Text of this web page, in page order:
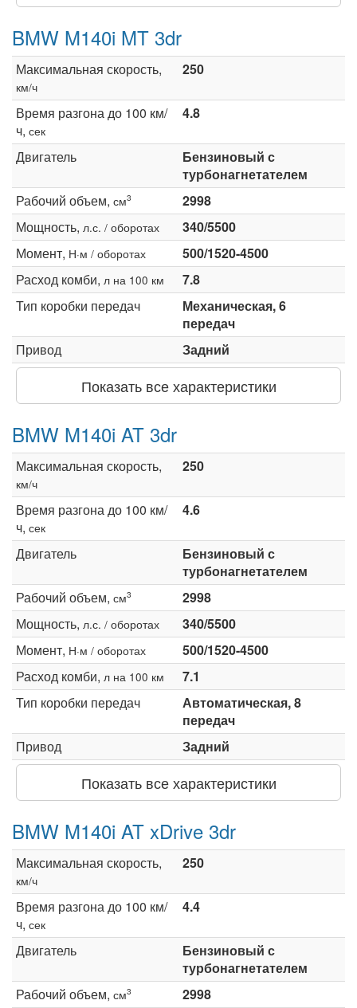
BMW M140i MT 3dr
Максимальная скорость,
км/ч
250
Время разгона до 100 км/
ч, сек
4.8
Двигатель
Бензиновый с
турбонагнетателем
Рабочий объем, см3
2998
Мощность, л.с. / оборотах
340/5500
Момент, Н·м / оборотах
500/1520-4500
Расход комби, л на 100 км
7.8
Тип коробки передач
Механическая, 6
передач
Привод
Задний
Показать все характеристики
BMW M140i AT 3dr
Максимальная скорость,
км/ч
250
Время разгона до 100 км/
ч, сек
4.6
Двигатель
Бензиновый с
турбонагнетателем
Рабочий объем, см3
2998
Мощность, л.с. / оборотах
340/5500
Момент, Н·м / оборотах
500/1520-4500
Расход комби, л на 100 км
7.1
Тип коробки передач
Автоматическая, 8
передач
Привод
Задний
Показать все характеристики
BMW M140i AT xDrive 3dr
Максимальная скорость,
км/ч
250
Время разгона до 100 км/
ч, сек
4.4
Двигатель
Бензиновый с
турбонагнетателем
Рабочий объем, см3 2998